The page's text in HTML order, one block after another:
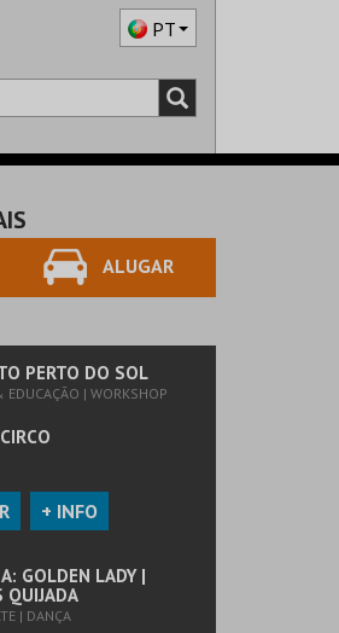
PT
ALUGAR
PERTO DO SOL
EDUCAÇÃO | WORKSHOP
+ INFO
GOLDEN LADY |
QUIJADA
| DANÇA